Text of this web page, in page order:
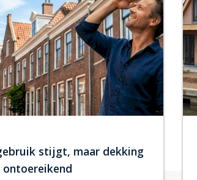
stijgt, maar dekking
ontoereikend